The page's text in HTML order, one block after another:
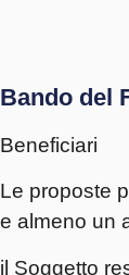
Bando del
Beneficiari
Le proposte
e almeno un
il Soggetto